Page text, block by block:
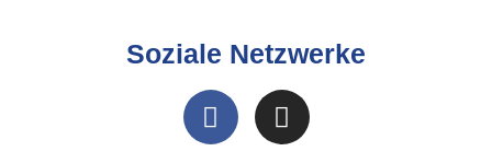
Soziale Netzwerke